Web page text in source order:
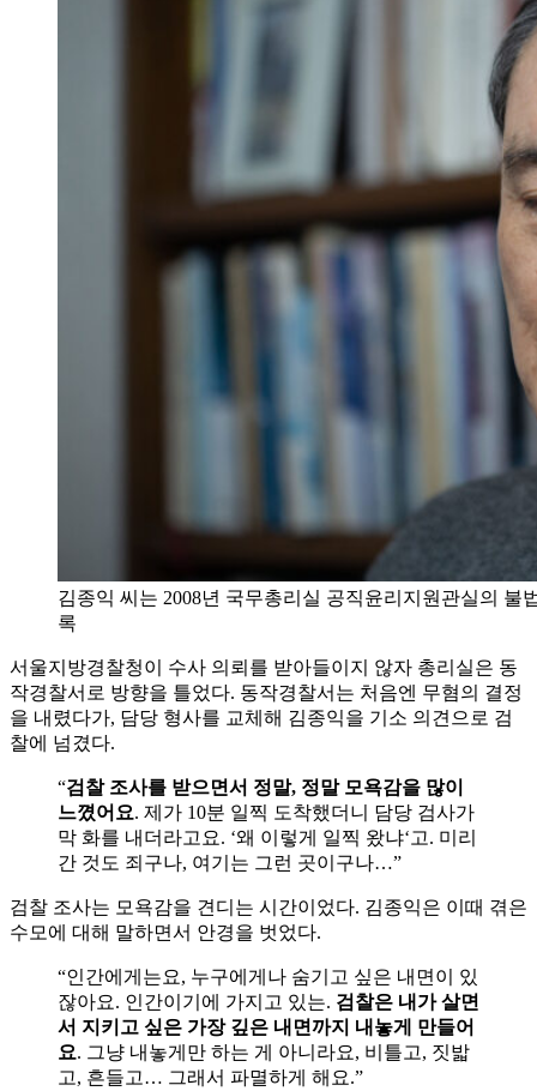
김종익 씨는 2008년 국무총리실 공직윤리지원관실의
록
서울지방경찰청이 수사 의뢰를 받아들이지 않자 총리실은 동
작경찰서로 방향을 틀었다. 동작경찰서는 처음엔 무혐의 결정
을 내렸다가, 담당 형사를 교체해 김종익을 기소 의견으로 검
찰에 넘겼다.
“검찰 조사를 받으면서 정말, 정말 모욕감을 많이
느꼈어요. 제가 10분 일찍 도착했더니 담당 검사가
막 화를 내더라고요. ‘왜 이렇게 일찍 왔냐‘고. 미리
간 것도 죄구나, 여기는 그런 곳이구나…”
검찰 조사는 모욕감을 견디는 시간이었다. 김종익은 이때 겪은
수모에 대해 말하면서 안경을 벗었다.
“인간에게는요, 누구에게나 숨기고 싶은 내면이 있
잖아요. 인간이기에 가지고 있는. 검찰은 내가 살면
서 지키고 싶은 가장 깊은 내면까지 내놓게 만들어
요. 그냥 내놓게만 하는 게 아니라요, 비틀고, 짓밟
고, 흔들고… 그래서 파멸하게 해요.”